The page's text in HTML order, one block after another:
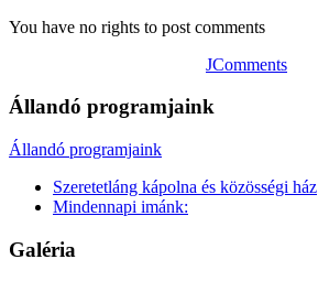
You have no rights to post comments
JComments
Állandó programjaink
Állandó programjaink
Szeretetláng kápolna és közösségi ház
Mindennapi imánk:
Galéria